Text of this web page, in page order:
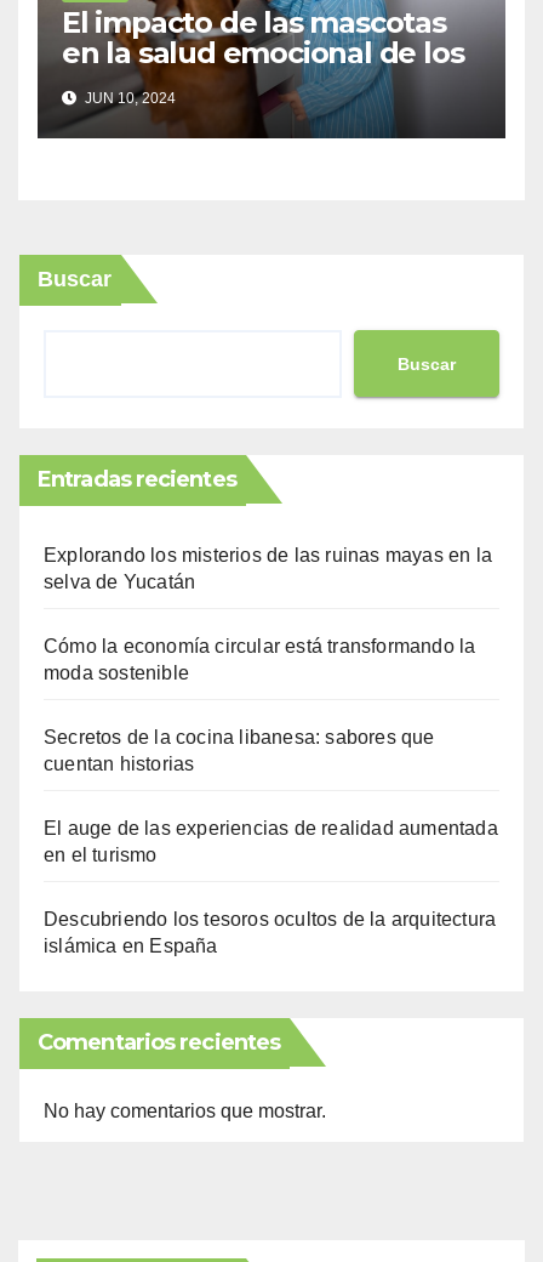
El impacto de las mascotas
en la salud emocional de los
niños
JUN 10, 2024
Buscar
Buscar
Entradas recientes
Explorando los misterios de las ruinas mayas en la
selva de Yucatán
Cómo la economía circular está transformando la
moda sostenible
Secretos de la cocina libanesa: sabores que
cuentan historias
El auge de las experiencias de realidad aumentada
en el turismo
Descubriendo los tesoros ocultos de la arquitectura
islámica en España
Comentarios recientes
No hay comentarios que mostrar.